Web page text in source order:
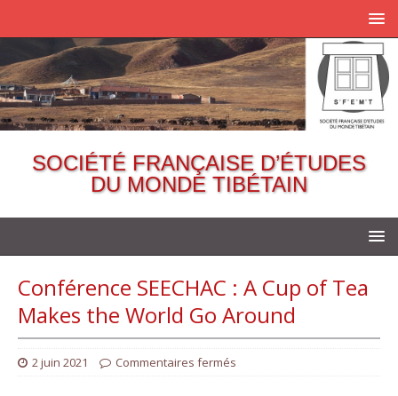
SOCIÉTÉ FRANÇAISE D’ÉTUDES
DU MONDE TIBÉTAIN
Conférence SEECHAC : A Cup of Tea
Makes the World Go Around
2 juin 2021 Commentaires fermés